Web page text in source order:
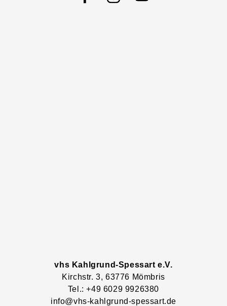
vhs Kahlgrund-Spessart e.V.
Kirchstr. 3, 63776 Mömbris
Tel.: +49 6029 9926380
info@vhs-kahlgrund-spessart.de